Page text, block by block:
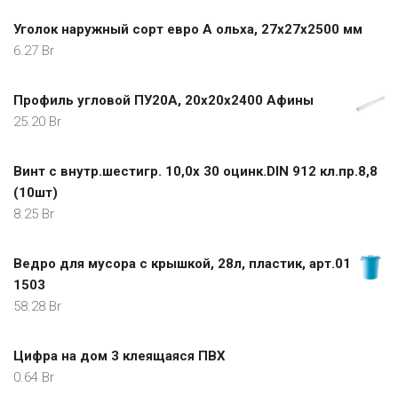
Уголок наружный сорт евро А ольха, 27х27х2500 мм
6.27 Br
Профиль угловой ПУ20А, 20х20х2400 Афины
25.20 Br
Винт с внутр.шестигр. 10,0x 30 оцинк.DIN 912 кл.пр.8,8
(10шт)
8.25 Br
Ведро для мусора с крышкой, 28л, пластик, арт.01
1503
58.28 Br
Цифра на дом 3 клеящаяся ПВХ
0.64 Br